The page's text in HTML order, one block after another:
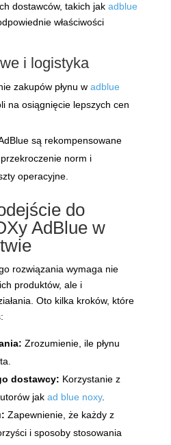
dostawców, takich jak adblue
właściwości
i logistyka
zakupów płynu w adblue
na osiągnięcie lepszych cen
są rekompensowane
norm i
operacyjne.
do
AdBlue w
rozwiązania wymaga nie
produktów, ale i
Oto kilka kroków, które
Zrozumienie, ile płynu
dostawcy: Korzystanie z
jak ad blue noxy.
Zapewnienie, że każdy z
i sposoby stosowania